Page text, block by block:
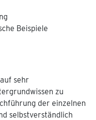
Beispiele
sehr
zu
der einzelnen
selbstverständlich